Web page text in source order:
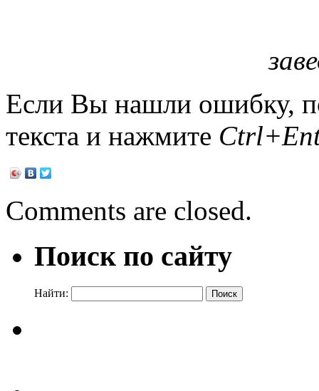
Если Вы нашли ошибку,
текста и нажмите
Comments are closed.
Поиск по сайту
Найти: